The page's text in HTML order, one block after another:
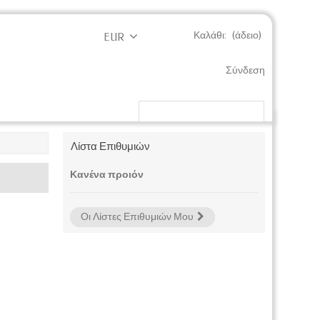
Καλάθι: (άδειο)
EUR
Σύνδεση
Λίστα Επιθυμιών
Κανένα προιόν
Οι Λίστες Επιθυμιών Μου